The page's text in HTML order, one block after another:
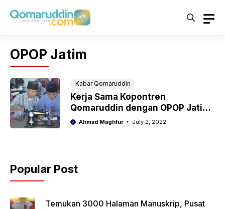
OPOP Jatim
Kabar Qomaruddin
Kerja Sama Kopontren
Qomaruddin dengan OPOP Jatim
Tingkatkan SDM Santri
Ahmad Maghfur July 2, 2022
Popular Post
Temukan 3000 Halaman Manuskrip, Pusat